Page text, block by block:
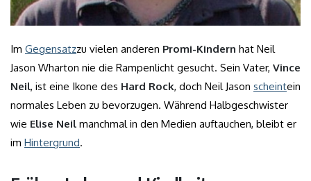
Im Gegensatzzu vielen anderen Promi-Kindern hat Neil
Jason Wharton nie die Rampenlicht gesucht. Sein Vater, Vince
Neil, ist eine Ikone des Hard Rock, doch Neil Jason scheintein
normales Leben zu bevorzugen. Während Halbgeschwister
wie Elise Neil manchmal in den Medien auftauchen, bleibt er
im Hintergrund.